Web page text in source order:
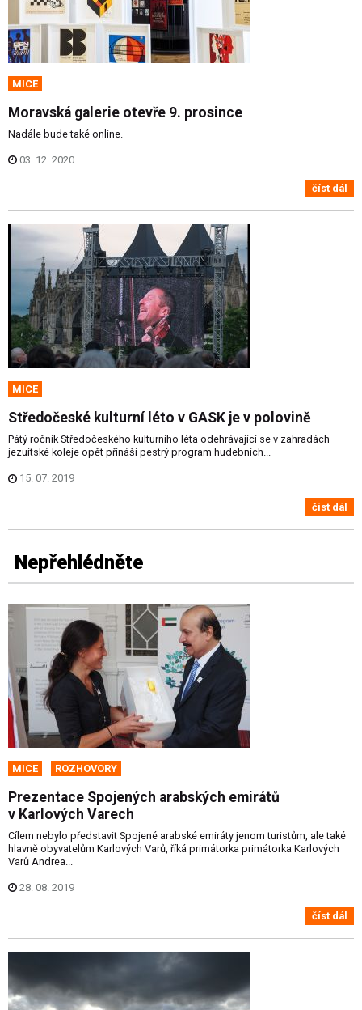
MICE
Moravská galerie otevře 9. prosince
Nadále bude také online.
03. 12. 2020
číst dál
MICE
Středočeské kulturní léto v GASK je v polovině
Pátý ročník Středočeského kulturního léta odehrávající se v zahradách
jezuitské koleje opět přináší pestrý program hudebních...
15. 07. 2019
číst dál
Nepřehlédněte
MICE ROZHOVORY
Prezentace Spojených arabských emirátů
v Karlových Varech
Cílem nebylo představit Spojené arabské emiráty jenom turistům, ale také
hlavně obyvatelům Karlových Varů, říká primátorka primátorka Karlových
Varů Andrea...
28. 08. 2019
číst dál